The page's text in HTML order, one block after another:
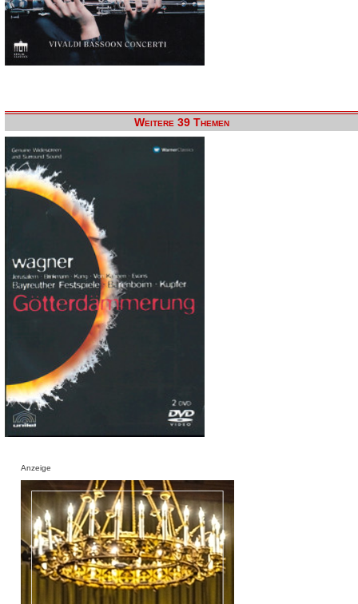
Weitere 39 Themen
Anzeige